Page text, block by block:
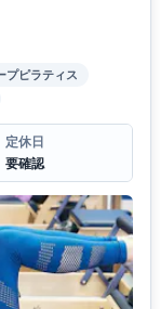
プピラティス
定休日
要確認